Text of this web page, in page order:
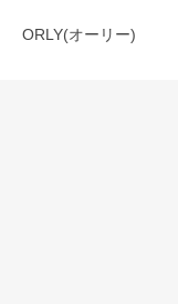
ORLY(オーリー)